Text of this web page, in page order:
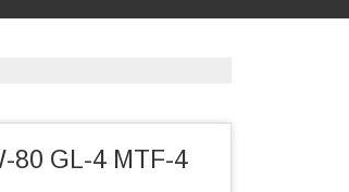
80 GL-4 MTF-4